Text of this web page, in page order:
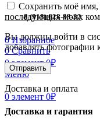
8 (918) 628-83-32
0Избранное
0 Сравнить
0элемент 0₽
Меню
0элемент 0₽
Сохранить моё имя,
последующих моих
Вы должны войти в
добавлять фотографии
Доставка и оплата
Доставка и гарантия